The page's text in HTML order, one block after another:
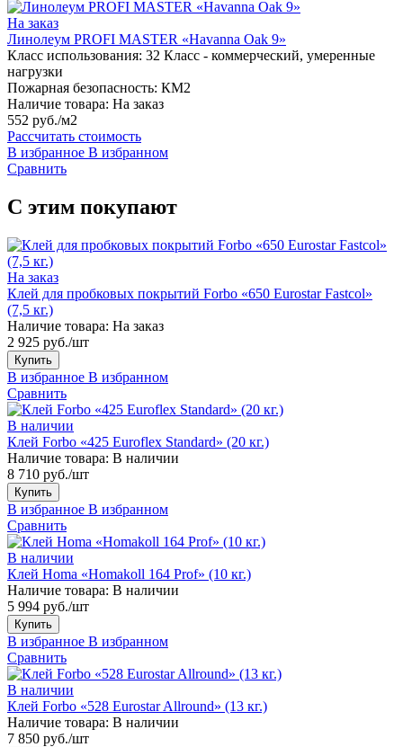
На заказ
Линолеум PROFI MASTER «Havanna Oak 9»
Класс использования: 32 Класс - коммерческий, умеренные
нагрузки
Пожарная безопасность: КМ2
Наличие товара: На заказ
552 руб./м2
Рассчитать стоимость
В избранное В избранном
Сравнить
С этим покупают
На заказ
Клей для пробковых покрытий Forbo «650 Eurostar Fastcol»
(7,5 кг.)
Наличие товара: На заказ
2 925 руб./шт
Купить
В избранное В избранном
Сравнить
В наличии
Клей Forbo «425 Euroflex Standard» (20 кг.)
Наличие товара: В наличии
8 710 руб./шт
Купить
В избранное В избранном
Сравнить
В наличии
Клей Homa «Homakoll 164 Prof» (10 кг.)
Наличие товара: В наличии
5 994 руб./шт
Купить
В избранное В избранном
Сравнить
В наличии
Клей Forbo «528 Eurostar Allround» (13 кг.)
Наличие товара: В наличии
7 850 руб./шт